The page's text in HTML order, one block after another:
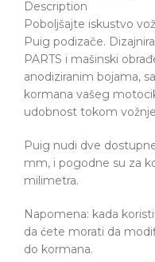
Description
Poboljšajte iskustvo
Puig podizače.
PARTS i mašinski
anodiziranim bojama,
kormana vašeg
udobnost tokom
Puig nudi dve
mm, i pogodne su za
milimetra.
Napomena: kada
da ćete morati da
do kormana.